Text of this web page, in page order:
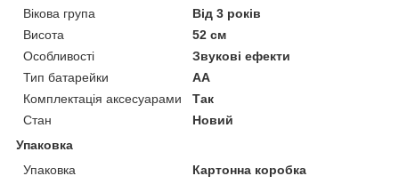
Вікова група
Від 3 років
Висота
52 см
Особливості
Звукові ефекти
Тип батарейки
АА
Комплектація аксесуарами
Так
Стан
Новий
Упаковка
Упаковка
Картонна коробка